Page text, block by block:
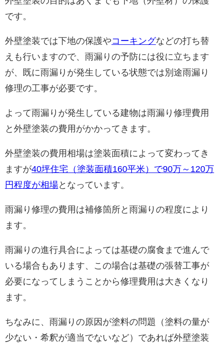
です。
外壁塗装では下地の保護や コーキングなどの打ち替
えも行いますので、雨漏りの予防には役に立ちます
が、既に雨漏りが発生している状態では別途雨漏り
修理の工事が必要です。
よって雨漏りが発生している建物は雨漏り修理費用
と外壁塗装の費用がかかってきます。
外壁塗装の費用相場は塗装面積によって変わってき
ますが40坪住宅（塗装面積160平米）で90万～120万
円程度が相場となっています。
雨漏り修理の費用は補修箇所と雨漏りの程度により
ます。
雨漏りの進行具合によっては基礎の腐食まで進んで
いる場合もあります、この場合は基礎の張替工事が
必要になってしまうことから修理費用は大きくなり
ます。
ちなみに、雨漏りの原因が塗料の問題（塗料の量が
少ない・希釈が適当でないなど）であれば外壁塗装